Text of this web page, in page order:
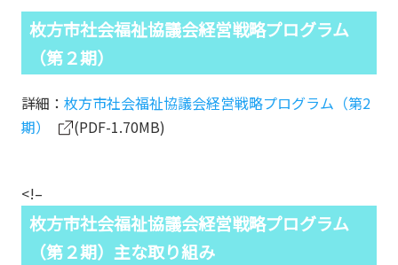
枚方市社会福祉協議会経営戦略プログラム
（第２期）
詳細： 枚方市社会福祉協議会経営戦略プログラム（第2
期）
(PDF-1.70MB)
<!–
枚方市社会福祉協議会経営戦略プログラム
（第２期）主な取り組み